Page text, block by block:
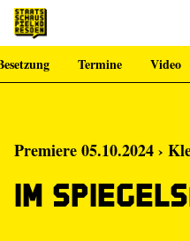
Zum Hauptinhalt springen
Termine Video
Premiere 05.10.2024 ›
Im